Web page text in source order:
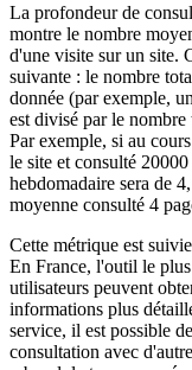
La profondeur de
montre le nombre
d'une visite sur un site.
suivante : le nombre
donnée (par exemple,
est divisé par le
Par exemple, si au
le site et consulté
hebdomadaire sera de
moyenne consulté 4
Cette métrique est
En France, l'outil le
utilisateurs peuvent
informations plus
service, il est possible
consultation avec